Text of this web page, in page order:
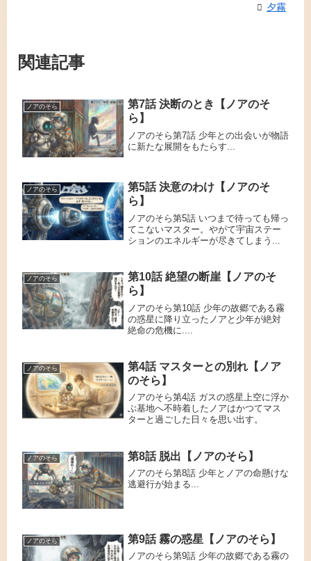
夕霧
関連記事
ノアのそら
第7話 決断のとき【ノアのそ
ら】
ノアのそら第7話 少年との出会いが物語
に新たな展開をもたらす...
ノアのそら
第5話 決意のわけ【ノアのそ
ら】
ノアのそら第5話 いつまで待っても帰っ
てこないマスター。やがて宇宙ステー
ションのエネルギーが尽きてしまう...
ノアのそら
第10話 絶望の断崖【ノアのそ
ら】
ノアのそら第10話 少年の故郷である霧
の惑星に降り立ったノアと少年が絶対
絶命の危機に....
ノアのそら
第4話 マスターとの別れ【ノア
のそら】
ノアのそら第4話 ガスの惑星上空に浮か
ぶ基地へ不時着したノアはかつてマス
ターと過ごした日々を思い出す。
ノアのそら 第8話 脱出【ノアのそら】
ノアのそら第8話 少年とノアの命懸けな
逃避行が始まる...
ノアのそら 第9話 霧の惑星【ノアのそら】
ノアのそら第9話 少年の故郷である霧の